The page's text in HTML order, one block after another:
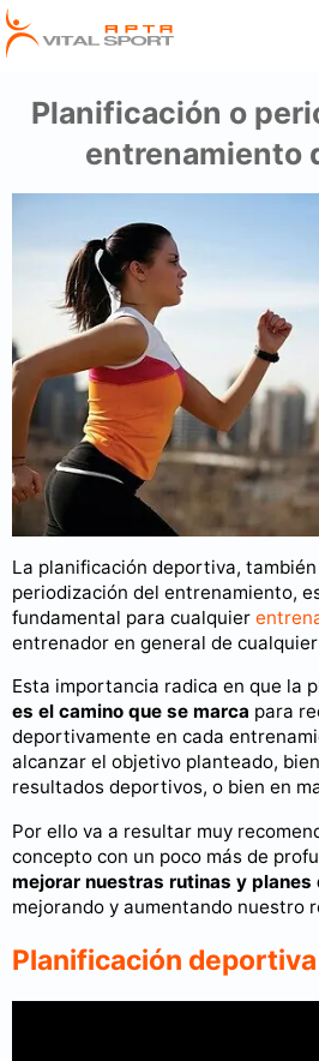
Planificación o
entrenamiento
La planificación deportiva,
periodización del entrenamiento,
fundamental para cualquier
entrenador en general de
Esta importancia radica en que la
es el camino que se marca para
deportivamente en cada
alcanzar el objetivo planteado,
resultados deportivos, o bien en
Por ello va a resultar muy
concepto con un poco más de
mejorar nuestras rutinas y planes
mejorando y aumentando nuestro
Planificación deportiva